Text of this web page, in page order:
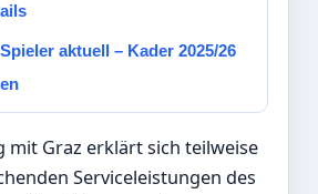
aktuell – Kader 2025/26
mit Graz erklärt sich teilweise
Serviceleistungen des